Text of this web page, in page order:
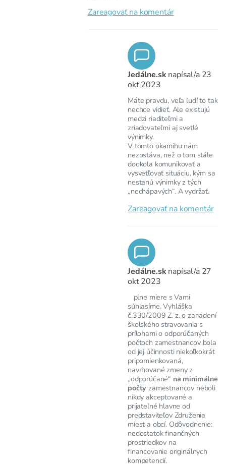
Zareagovať na komentár
Jedálne.sk napísal/a 23
okt 2023
Máte pravdu, veľa ľudí to tak
nechce vidieť. Ale existujú
medzi riaditeľmi a
zriaďovateľmi aj svetlé
výnimky.
V tomto okamihu nám
nezostáva, než o tom stále
dookola komunikovať a
vysvetľovať situáciu, kým sa
nestanú výnimky z tých
„nechápavých“. A vydržať.
Zareagovať na komentár
Jedálne.sk napísal/a 27
okt 2023
plne miere s Vami
súhlasíme. Vyhláška
č.330/2009 Z. z. o zariadení
školského stravovania s
prílohami o odporúčaných
počtoch zamestnancov bola
od jej účinnosti niekoľkokrát
pripomienkovaná,
navrhované zmeny z
„odporúčané“ na minimálne
počty zamestnancov neboli
nikdy akceptované a
prijateľné hlavne od
predstaviteľov Združenia
miest a obcí. Odôvodnenie:
nedostatok finančných
prostriedkov na
financovanie originálnych
kompetencií.